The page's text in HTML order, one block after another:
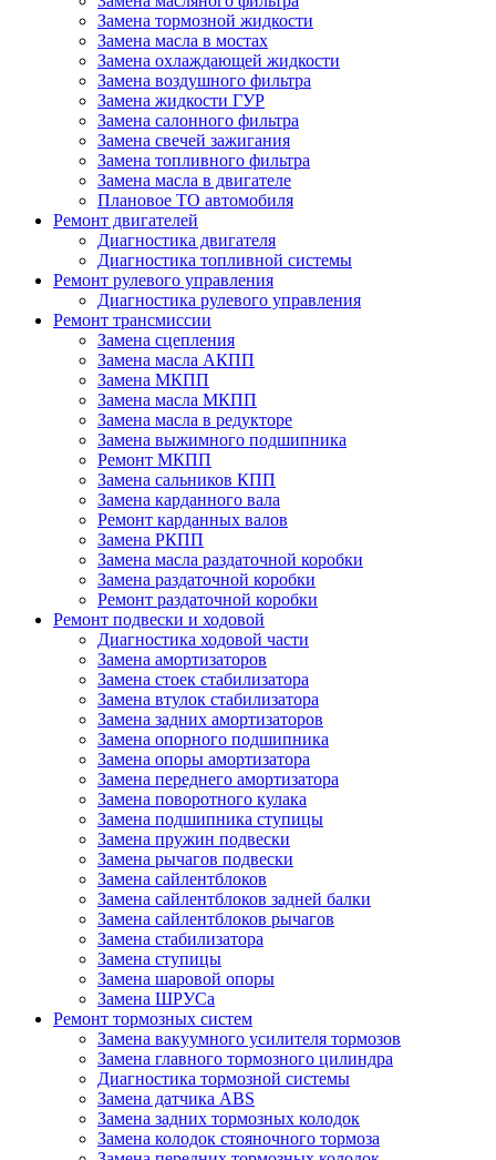
Замена тормозной жидкости
Замена масла в мостах
Замена охлаждающей жидкости
Замена воздушного фильтра
Замена жидкости ГУР
Замена салонного фильтра
Замена свечей зажигания
Замена топливного фильтра
Замена масла в двигателе
Плановое ТО автомобиля
Ремонт двигателей
Диагностика двигателя
Диагностика топливной системы
Ремонт рулевого управления
Диагностика рулевого управления
Ремонт трансмиссии
Замена сцепления
Замена масла АКПП
Замена МКПП
Замена масла МКПП
Замена масла в редукторе
Замена выжимного подшипника
Ремонт МКПП
Замена сальников КПП
Замена карданного вала
Ремонт карданных валов
Замена РКПП
Замена масла раздаточной коробки
Замена раздаточной коробки
Ремонт раздаточной коробки
Ремонт подвески и ходовой
Диагностика ходовой части
Замена амортизаторов
Замена стоек стабилизатора
Замена втулок стабилизатора
Замена задних амортизаторов
Замена опорного подшипника
Замена опоры амортизатора
Замена переднего амортизатора
Замена поворотного кулака
Замена подшипника ступицы
Замена пружин подвески
Замена рычагов подвески
Замена сайлентблоков
Замена сайлентблоков задней балки
Замена сайлентблоков рычагов
Замена стабилизатора
Замена ступицы
Замена шаровой опоры
Замена ШРУСа
Ремонт тормозных систем
Замена вакуумного усилителя тормозов
Замена главного тормозного цилиндра
Диагностика тормозной системы
Замена датчика ABS
Замена задних тормозных колодок
Замена колодок стояночного тормоза